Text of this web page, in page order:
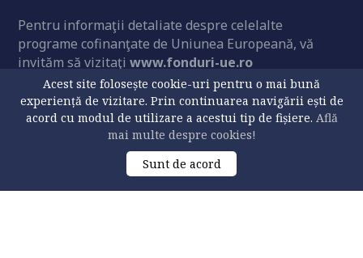
Pentru informaţii detaliate despre celelalte
programe cofinanţate de Uniunea Europeană, vă
invităm să vizitaţiwww.fonduri-ue.ro
Conţinutul acestui material nu reprezintă în mod
obligatoriu poziţia oficială a Uniunii Europene sau a
Guvernului României.
Acest site folosește cookie-uri pentru o mai bună
experiență de vizitare. Prin continuarea navigării ești de
acord cu modul de utilizare a acestui tip de fișiere. Află
mai multe despre cookies!
Sunt de acord